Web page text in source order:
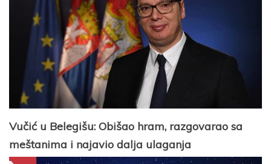
Vučić u Belegišu: Obišao hram, razgovarao sa
meštanima i najavio dalja ulaganja